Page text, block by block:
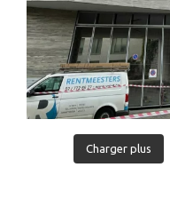
Charger plus